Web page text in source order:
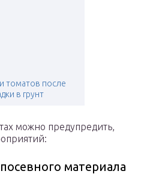
томатов после
в грунт
можно предупредить,
материала